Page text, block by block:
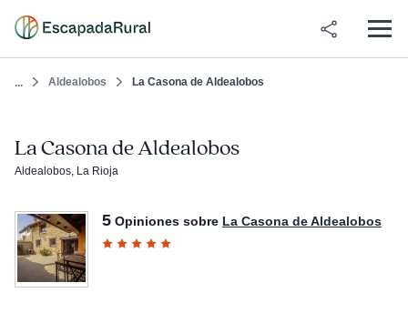
... Aldealobos La Casona de Aldealobos
La Casona de Aldealobos
Aldealobos, La Rioja
5 Opiniones sobre La Casona de Aldealobos